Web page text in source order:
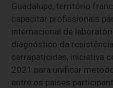
Guadalupe, território
capacitar profissionais
internacional de
diagnóstico da
carrapaticidas, iniciativa
2021 para unificar
entre os países